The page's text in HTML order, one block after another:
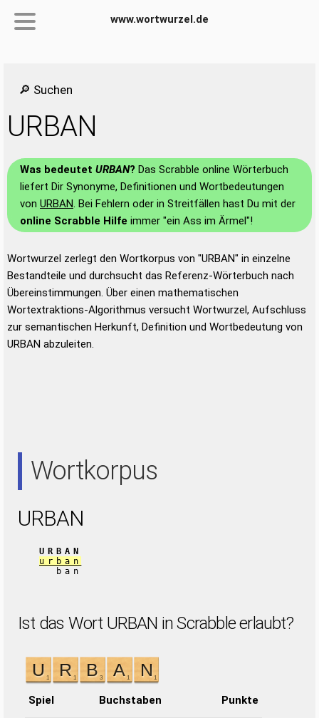
www.wortwurzel.de
🔎 Suchen
URBAN
Was bedeutet URBAN? Das Scrabble online Wörterbuch
liefert Dir Synonyme, Definitionen und Wortbedeutungen
von URBAN. Bei Fehlern oder in Streitfällen hast Du mit der
online Scrabble Hilfe immer "ein Ass im Ärmel"!
Wortwurzel zerlegt den Wortkorpus von "URBAN" in einzelne
Bestandteile und durchsucht das Referenz-Wörterbuch nach
Übereinstimmungen. Über einen mathematischen
Wortextraktions-Algorithmus versucht Wortwurzel, Aufschluss
zur semantischen Herkunft, Definition und Wortbedeutung von
URBAN abzuleiten.
Wortkorpus
URBAN
URBAN
urban
ban
Ist das Wort URBAN in Scrabble erlaubt?
Spiel Buchstaben Punkte